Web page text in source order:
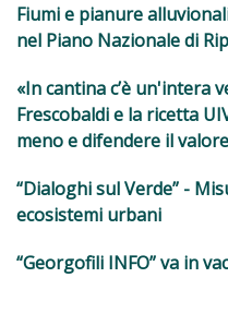
Fiumi e pianure
nel Piano Nazionale di
«In cantina c’è un'intera
Frescobaldi e la ricetta
meno e difendere il
“Dialoghi sul Verde” -
ecosistemi urbani
“Georgofili INFO” va in